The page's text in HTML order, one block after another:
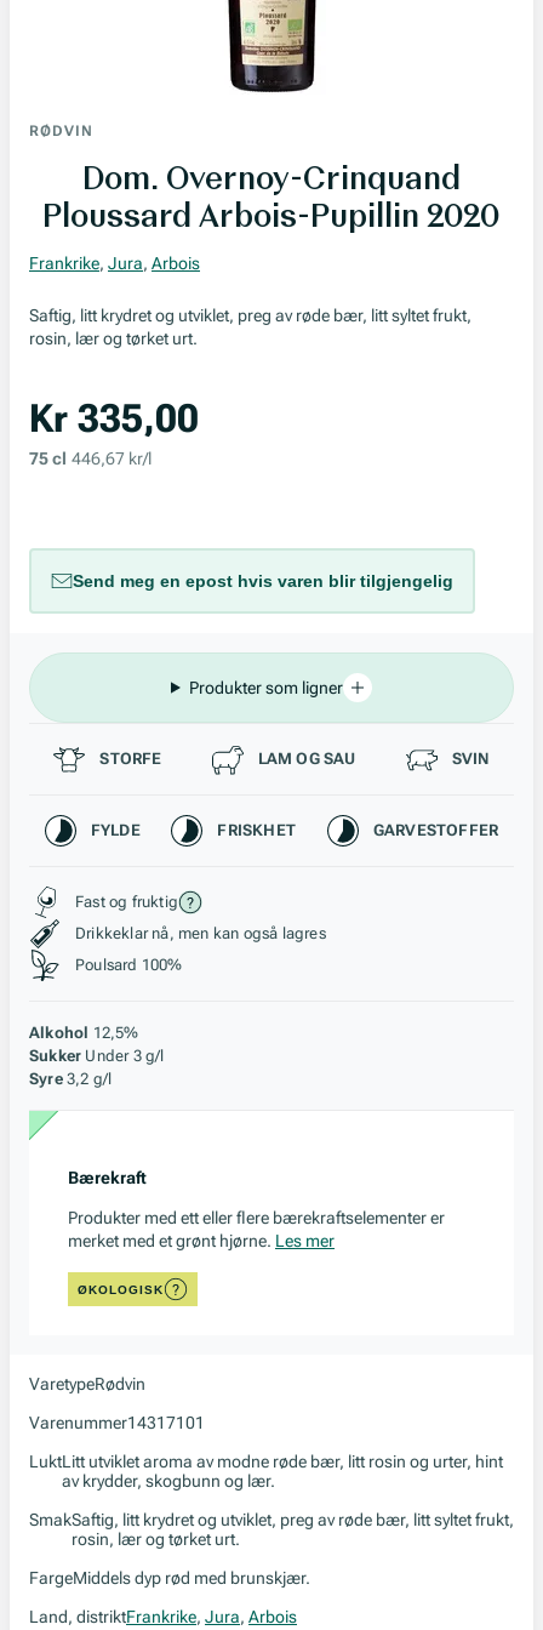
RØDVIN
Dom. Overnoy-Crinquand
Ploussard Arbois-Pupillin 2020
Frankrike, Jura, Arbois
Saftig, litt krydret og utviklet, preg av røde bær, litt syltet frukt,
rosin, lær og tørket urt.
Kr 335,00
75 cl 446,67 kr/l
Send meg en epost hvis varen blir tilgjengelig
Produkter som ligner
Passer til
STORFE LAM OG SAU SVIN
Karakteristikk
FYLDE FRISKHET GARVESTOFFER
Stil, lagring og råstoff
Fast og fruktig
Drikkeklar nå, men kan også lagres
Poulsard 100%
Alkohol 12,5%
Sukker Under 3 g/l
Syre 3,2 g/l
Bærekraft
Produkter med ett eller flere bærekraftselementer er
merket med et grønt hjørne. Les mer
ØKOLOGISK
VaretypeRødvin
Varenummer14317101
LuktLitt utviklet aroma av modne røde bær, litt rosin og urter, hint
av krydder, skogbunn og lær.
SmakSaftig, litt krydret og utviklet, preg av røde bær, litt syltet frukt,
rosin, lær og tørket urt.
FargeMiddels dyp rød med brunskjær.
Land, distriktFrankrike, Jura, Arbois